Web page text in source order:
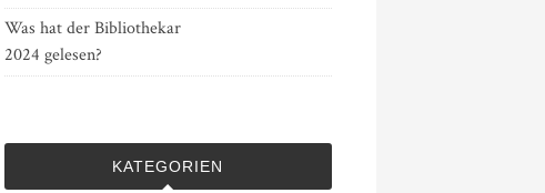
Was hat der Bibliothekar
2024 gelesen?
KATEGORIEN